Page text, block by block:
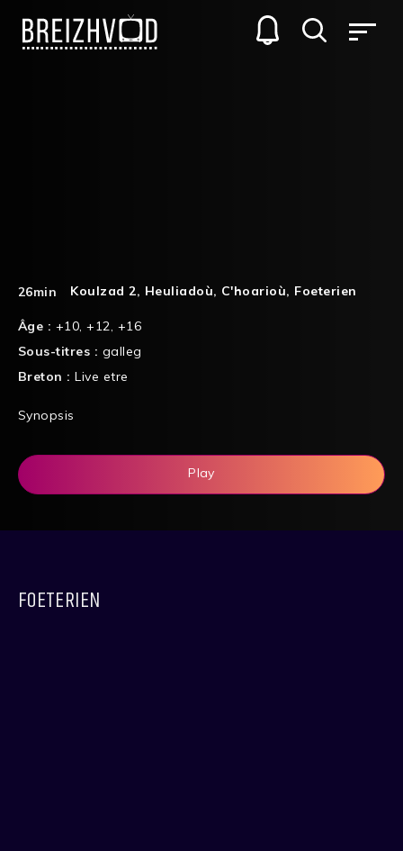
26min Koulzad 2, Heuliadoù, C'hoarioù, Foeterien
Âge : +10,+12, +16
Sous-titres : galleg
Breton :Live etre
Synopsis
Play
FOETERIEN